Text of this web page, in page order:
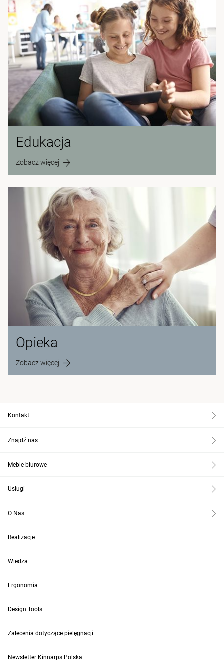
Edukacja
Zobacz więcej
Opieka
Zobacz więcej
Kontakt
Znajdź nas
Meble biurowe
Usługi
O Nas
Realizacje
Wiedza
Ergonomia
Design Tools
Zalecenia dotyczące pielęgnacji
Newsletter Kinnarps Polska